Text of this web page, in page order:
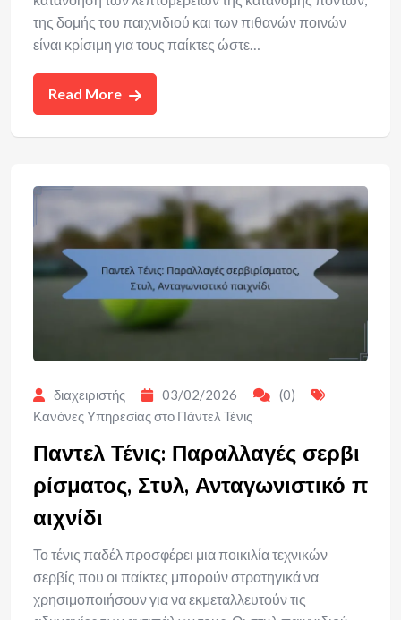
της δομής του παιχνιδιού και των πιθανών ποινών
είναι κρίσιμη για τους παίκτες ώστε…
Read More
διαχειριστής 03/02/2026
(0)
Κανόνες Υπηρεσίας στο Πάντελ Τένις
Παντελ Τένις: Παραλλαγές σερβι
ρίσματος, Στυλ, Ανταγωνιστικό π
αιχνίδι
Το τένις παδέλ προσφέρει μια ποικιλία τεχνικών
σερβίς που οι παίκτες μπορούν στρατηγικά να
χρησιμοποιήσουν για να εκμεταλλευτούν τις